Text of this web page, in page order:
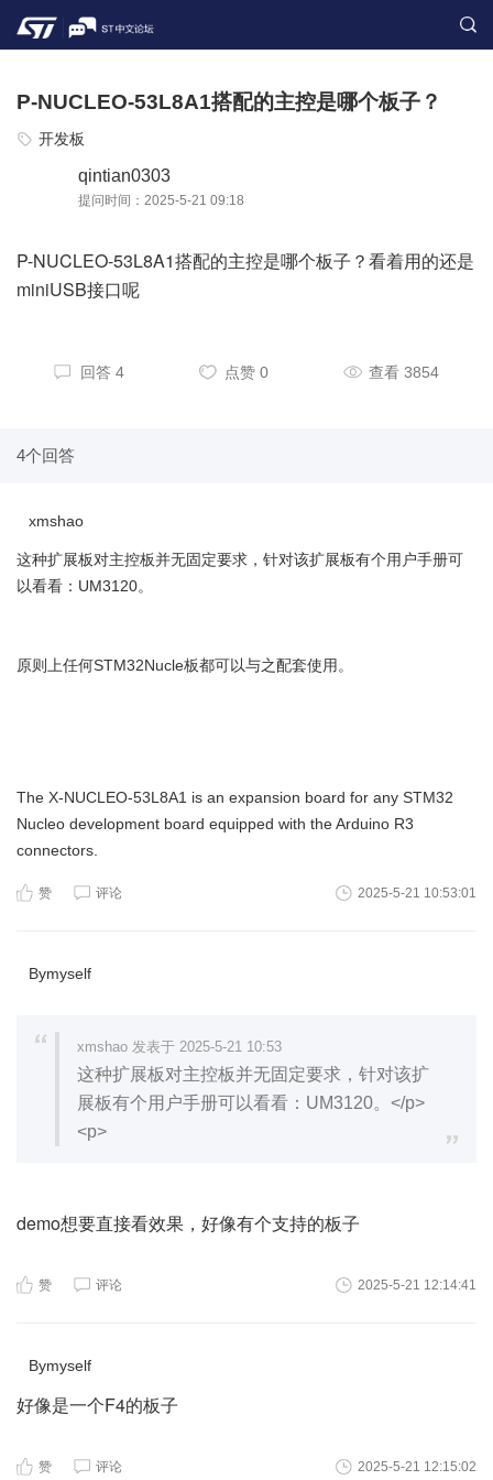
P-NUCLEO-53L8A1搭配的主控是哪个板子？
开发板
qintian0303
提问时间：2025-5-21 09:18
P-NUCLEO-53L8A1搭配的主控是哪个板子？看着用的还是
miniUSB接口呢
回答 4 点赞 0 查看 3854
4个回答
xmshao
这种扩展板对主控板并无固定要求，针对该扩展板有个用户手册可
以看看：UM3120。
原则上任何STM32Nucle板都可以与之配套使用。
The X-NUCLEO-53L8A1 is an expansion board for any STM32
Nucleo development board equipped with the Arduino R3
connectors.
赞 评论 2025-5-21 10:53:01
Bymyself
xmshao 发表于 2025-5-21 10:53
这种扩展板对主控板并无固定要求，针对该扩
展板有个用户手册可以看看：UM3120。</p>
<p>
demo想要直接看效果，好像有个支持的板子
赞 评论 2025-5-21 12:14:41
Bymyself
好像是一个F4的板子
赞 评论 2025-5-21 12:15:02